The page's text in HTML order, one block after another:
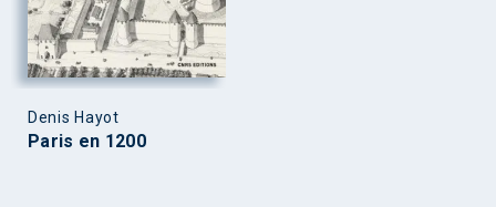
Denis Hayot
Paris en 1200